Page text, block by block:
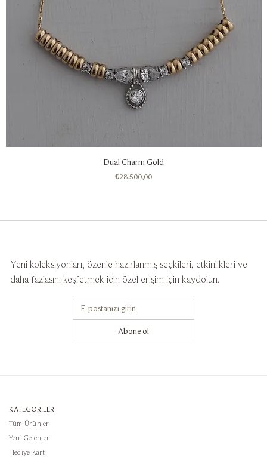
Dual Charm Gold
Fiyat
₺28.500,00
Yeni koleksiyonları, özenle hazırlanmış seçkileri, etkinlikleri ve
daha fazlasını keşfetmek için özel erişim için kaydolun.
Abone ol
KATEGORİLER
Tüm Ürünler
Yeni Gelenler
Hediye Kartı